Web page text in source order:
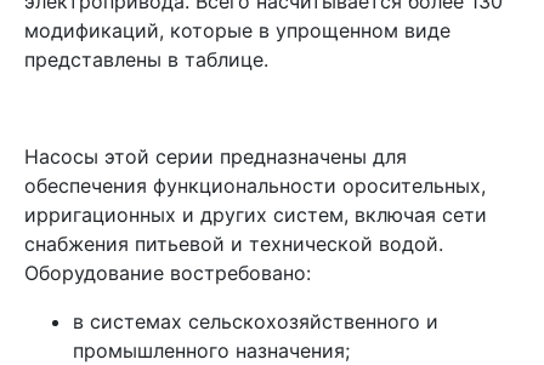
модификаций, которые в упрощенном виде
представлены в таблице.
Насосы этой серии предназначены для
обеспечения функциональности оросительных,
ирригационных и других систем, включая сети
снабжения питьевой и технической водой.
Оборудование востребовано:
в системах сельскохозяйственного и
промышленного назначения;